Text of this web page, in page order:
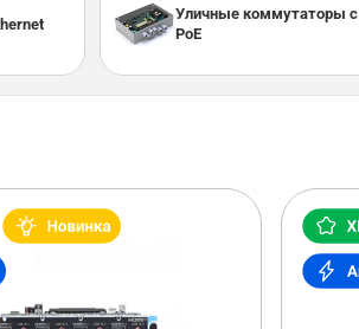
Уличные коммутаторы с
PoE